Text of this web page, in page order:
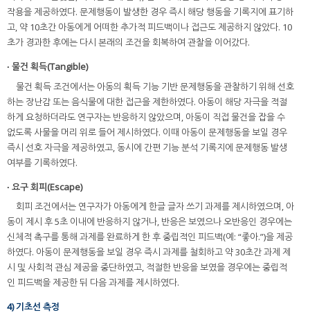
작용을 제공하였다. 문제행동이 발생한 경우 즉시 해당 행동을 기록지에 표기하
고, 약 10초간 아동에게 어떠한 추가적 피드백이나 접근도 제공하지 않았다. 10
초가 경과한 후에는 다시 본래의 조건을 회복하여 관찰을 이어갔다.
∙ 물건 획득(Tangible)
물건 획득 조건에서는 아동의 획득 기능 기반 문제행동을 관찰하기 위해 선호
하는 장난감 또는 음식물에 대한 접근을 제한하였다. 아동이 해당 자극을 적절
하게 요청하더라도 연구자는 반응하지 않았으며, 아동이 직접 물건을 잡을 수
없도록 사물을 머리 위로 들어 제시하였다. 이때 아동이 문제행동을 보일 경우
즉시 선호 자극을 제공하였고, 동시에 간편 기능 분석 기록지에 문제행동 발생
여부를 기록하였다.
∙ 요구 회피(Escape)
회피 조건에서는 연구자가 아동에게 한글 글자 쓰기 과제를 제시하였으며, 아
동이 제시 후 5초 이내에 반응하지 않거나, 반응은 보였으나 오반응인 경우에는
신체적 촉구를 통해 과제를 완료하게 한 후 중립적인 피드백(예: “좋아.”)을 제공
하였다. 아동이 문제행동을 보일 경우 즉시 과제를 철회하고 약 30초간 과제 제
시 및 사회적 관심 제공을 중단하였고, 적절한 반응을 보였을 경우에는 중립적
인 피드백을 제공한 뒤 다음 과제를 제시하였다.
4) 기초선 측정